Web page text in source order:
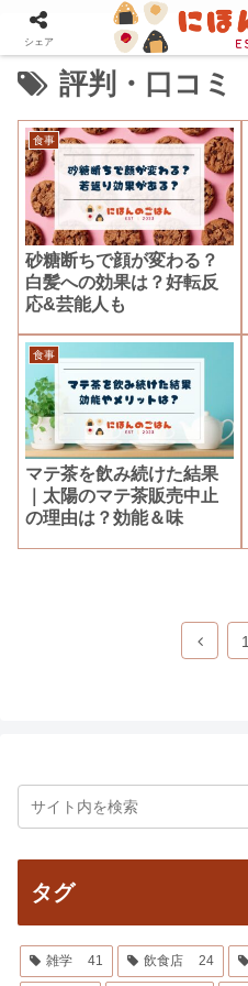
評判・口コミ
食事
砂糖断ちで顔が変わる？
白髪への効果は？好転反
応&芸能人も
食事
マテ茶を飲み続けた結果
｜太陽のマテ茶販売中止
の理由は？効能＆味
前 1
タグ
雑学 41 飲食店 24
シェア